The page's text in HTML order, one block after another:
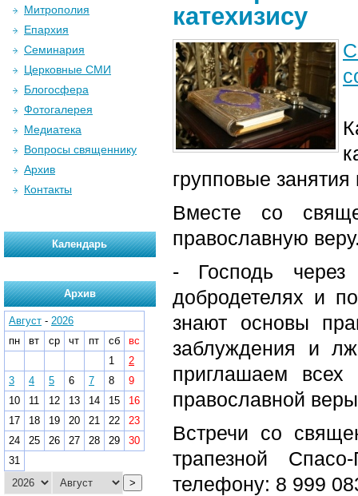
катехизису
групповые занятия
Вместе со
православную
- Господь через
добродетелях и
знают основы
заблуждения и
приглашаем
православной
Встречи со
трапезной
телефону: 8 999
Митрополия
Епархия
Семинария
Церковные СМИ
Блогосфера
Фотогалерея
Медиатека
Вопросы священнику
Архив
Контакты
Календарь
Архив
Август - 2026
пн
вт ср чт пт сб
вс
1
2
3
4 5 6 7 8
9
10
11 12 13 14 15
16
17
18 19 20 21 22
23
24
25 26 27 28 29
30
31
>